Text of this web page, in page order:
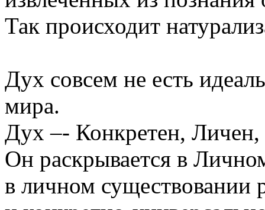
Так происходит
Дух совсем не есть
мира.
Дух –- Конкретен,
Он раскрывается в
в личном существовании